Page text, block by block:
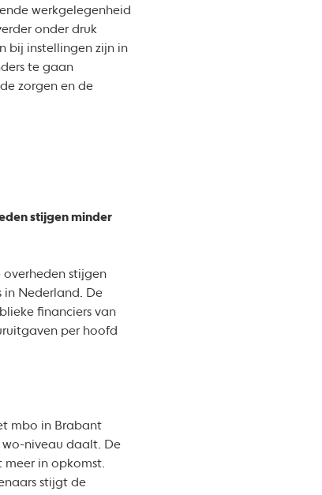
werkgelegenheid
onder druk
bij instellingen zijn in
te gaan
zorgen en de
stijgen minder
stijgen
in Nederland. De
financiers van
per hoofd
mbo in Brabant
niveau daalt. De
meer in opkomst.
stijgt de